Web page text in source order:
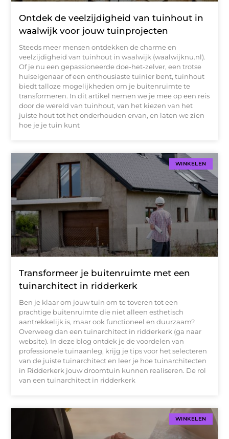
Ontdek de veelzijdigheid van tuinhout in
waalwijk voor jouw tuinprojecten
Steeds meer mensen ontdekken de charme en
veelzijdigheid van tuinhout in waalwijk (waalwijknu.nl).
Of je nu een gepassioneerde doe-het-zelver, een trotse
huiseigenaar of een enthousiaste tuinier bent, tuinhout
biedt talloze mogelijkheden om je buitenruimte te
transformeren. In dit artikel nemen we je mee op een reis
door de wereld van tuinhout, van het kiezen van het
juiste hout tot het onderhouden ervan, en laten we zien
hoe je je tuin kunt
WINKELEN
Transformeer je buitenruimte met een
tuinarchitect in ridderkerk
Ben je klaar om jouw tuin om te toveren tot een
prachtige buitenruimte die niet alleen esthetisch
aantrekkelijk is, maar ook functioneel en duurzaam?
Overweeg dan een tuinarchitect in ridderkerk (ga naar
website). In deze blog ontdek je de voordelen van
professionele tuinaanleg, krijg je tips voor het selecteren
van de juiste tuinarchitect en leer je hoe tuinarchitecten
in Ridderkerk jouw droomtuin kunnen realiseren. De rol
van een tuinarchitect in ridderkerk
WINKELEN